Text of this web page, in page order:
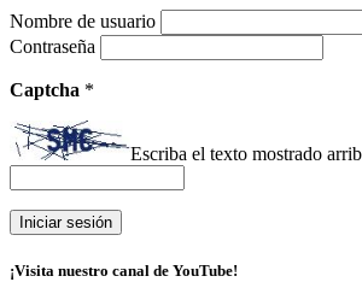
Nombre de usuario
Contraseña
Captcha *
Escriba el texto mostrado
¡Visita nuestro canal de YouTube!